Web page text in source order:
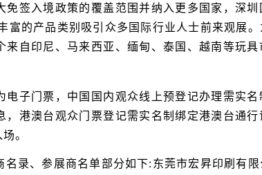
免签入境政策的覆盖范围并纳入更多国家，深
富的产品类别吸引众多国际行业人士前来观展
来自印尼、马来西亚、缅甸、泰国、越南等玩
子门票，中国国内观众线上预登记办理需实
，港澳台观众门票登记需实名制绑定港澳台通
。
录、参展商名单部分如下:东莞市宏昇印刷有